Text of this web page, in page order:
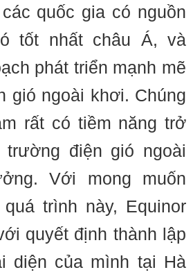
quốc gia có nguồn
tốt nhất châu Á, và
phát triển mạnh mẽ
gió ngoài khơi. Chúng
rất có tiềm năng trở
điện gió ngoài
Với mong muốn
trình này, Equinor
quyết định thành lập
diện của mình tại Hà